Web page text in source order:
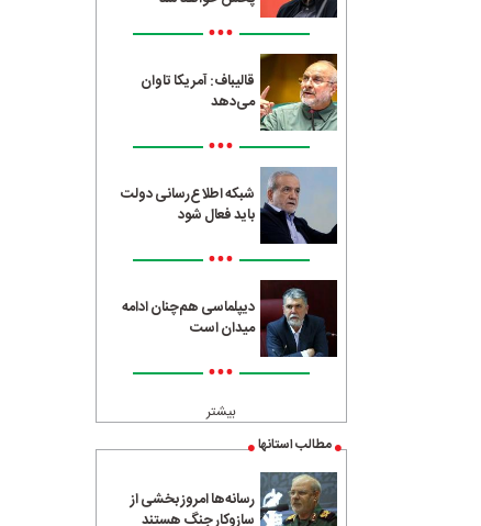
•••
قالیباف: آمریکا تاوان
می‌دهد
•••
شبکه اطلاع‌رسانی دولت
باید فعال شود
•••
دیپلماسی هم‌چنان ادامه
میدان است
•••
بیشتر
مطالب استانها
رسانه‌ها امروز بخشی از
سازوکار جنگ هستند